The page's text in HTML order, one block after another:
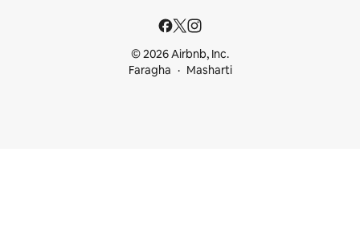
© 2026 Airbnb, Inc.
Faragha
Masharti